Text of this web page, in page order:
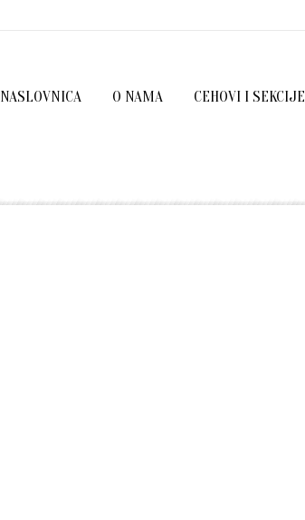
NASLOVNICA O NAMA CEHOVI I SEKCIJE